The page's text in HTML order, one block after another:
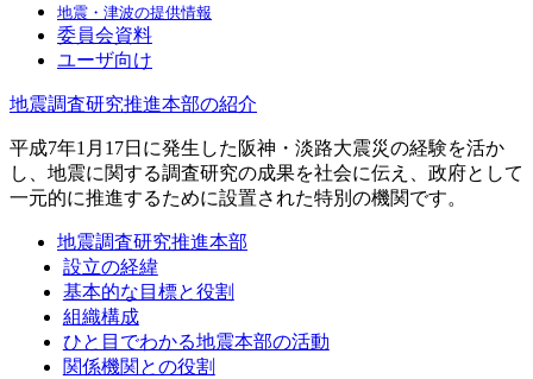
地震・津波の提供情報
委員会資料
ユーザ向け
地震調査研究推進本部の紹介
平成7年1月17日に発生した阪神・淡路大震災の経験を活か
し、地震に関する調査研究の成果を社会に伝え、政府として
一元的に推進するために設置された特別の機関です。
地震調査研究推進本部
設立の経緯
基本的な目標と役割
組織構成
ひと目でわかる地震本部の活動
関係機関との役割